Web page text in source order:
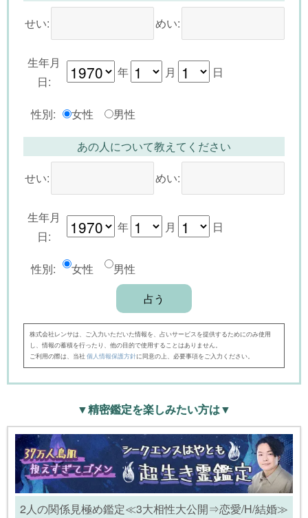
せい:
めい:
生年月
日:
年 月 日
性別: 女性 男性
あの人について教えてください
せい:
めい:
生年月
日:
年 月 日
性別: 女性 男性
株式会社レンサは、ご入力いただいた情報を、占いサービスを提供するためにのみ使用
し、情報の蓄積を行ったり、他の目的で使用することはありません。
ご利用の際は、当社 個人情報保護方針に同意の上、必要事項をご入力ください。
▼精密鑑定を楽しみたい方は▼
2人の関係見極め鑑定≪3大相性大公開⇒恋愛/H/結婚≫